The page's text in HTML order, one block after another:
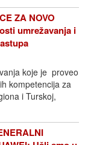
ZA NOVO
umrežavanja i
koje je proveo
kompetencija za
i Turskoj,